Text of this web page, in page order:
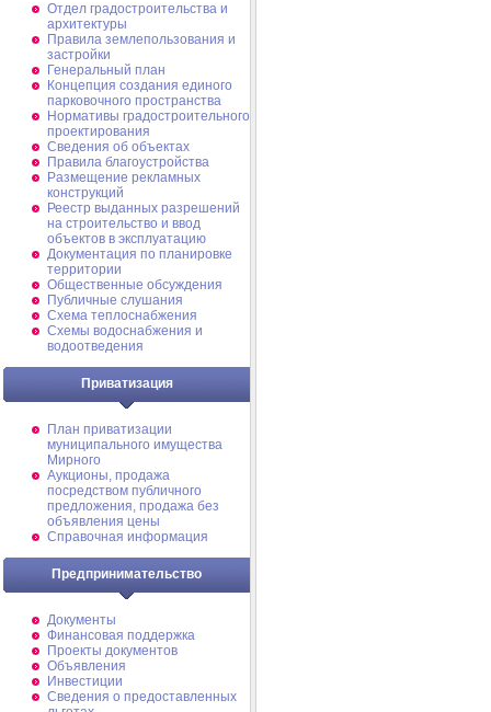
Отдел градостроительства и
архитектуры
Правила землепользования и
застройки
Генеральный план
Концепция создания единого
парковочного пространства
Нормативы градостроительного
проектирования
Сведения об объектах
Правила благоустройства
Размещение рекламных
конструкций
Реестр выданных разрешений
на строительство и ввод
объектов в эксплуатацию
Документация по планировке
территории
Общественные обсуждения
Публичные слушания
Схема теплоснабжения
Схемы водоснабжения и
водоотведения
Приватизация
План приватизации
муниципального имущества
Мирного
Аукционы, продажа
посредством публичного
предложения, продажа без
объявления цены
Справочная информация
Предпринимательство
Документы
Финансовая поддержка
Проекты документов
Объявления
Инвестиции
Сведения о предоставленных